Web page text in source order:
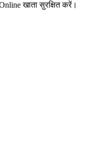
खाता सुरक्षित करें।